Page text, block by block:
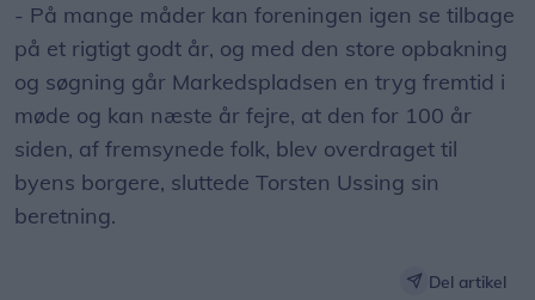
- På mange måder kan foreningen igen se tilbage
på et rigtigt godt år, og med den store opbakning
og søgning går Markedspladsen en tryg fremtid i
møde og kan næste år fejre, at den for 100 år
siden, af fremsynede folk, blev overdraget til
byens borgere, sluttede Torsten Ussing sin
beretning.
Del artikel